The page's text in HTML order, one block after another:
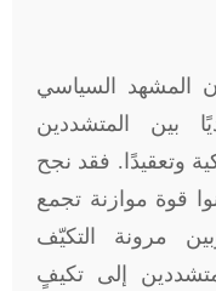
المشهد السياسي
بين المتشددين
وتعقيدًا. فقد نجح
قوة موازنة تجمع
مرونة التكيّف
إلى تكيفٍ